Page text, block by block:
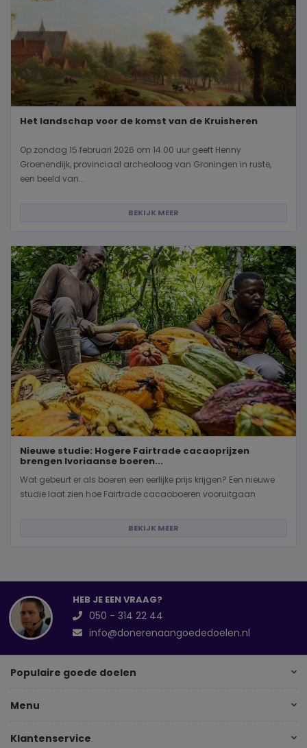
Het landschap voor de komst van de Kruisheren
Op zondag 15 februari 2026 om 14.00 uur geeft Henny
Groenendijk, provinciaal archeoloog van Groningen in ruste,
een beeld van...
BEKIJK MEER
Nieuwe studie: Hogere Fairtrade cacaoprijzen
brengen Ivoriaanse boeren...
Wat gebeurt er als boeren een eerlijke prijs krijgen? Een nieuwe
studie laat zien hoe Fairtrade cacaoboeren vooruitgaan
BEKIJK MEER
HEB JE EEN VRAAG?
050 - 314 22 44
info@donerenaangoededoelen.nl
Populaire goede doelen
Menu
Klantenservice